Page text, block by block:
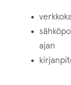
ajan